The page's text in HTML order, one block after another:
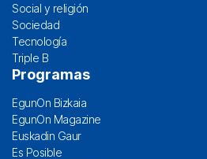
Social y religión
Sociedad
Tecnología
Triple B
Programas
EgunOn Bizkaia
EgunOn Magazine
Euskadin Gaur
Es Posible